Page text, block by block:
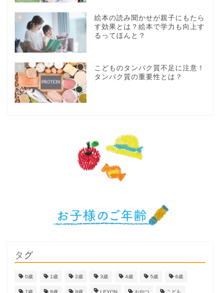
4
絵本の読み聞かせが親子にもたら
す効果とは？絵本で学力も向上す
るってほんと？
5
こどものタンパク質不足に注意！
タンパク質の重要性とは？
タグ
0歳 1歳 2歳 3歳 4歳 5歳 6歳
7歳 8歳 9歳 LEYON おやつ こども